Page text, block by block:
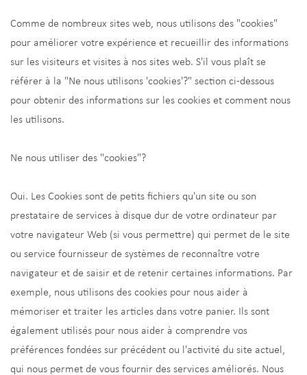
Comme de nombreux sites web, nous utilisons des "cookies"
pour améliorer votre expérience et recueillir des informations
sur les visiteurs et visites à nos sites web. S'il vous plaît se
référer à la "Ne nous utilisons 'cookies'?" section ci-dessous
pour obtenir des informations sur les cookies et comment nous
les utilisons.
Ne nous utiliser des "cookies"?
Oui. Les Cookies sont de petits fichiers qu'un site ou son
prestataire de services à disque dur de votre ordinateur par
votre navigateur Web (si vous permettre) qui permet de le site
ou service fournisseur de systèmes de reconnaître votre
navigateur et de saisir et de retenir certaines informations. Par
exemple, nous utilisons des cookies pour nous aider à
mémoriser et traiter les articles dans votre panier. Ils sont
également utilisés pour nous aider à comprendre vos
préférences fondées sur précédent ou l'activité du site actuel,
qui nous permet de vous fournir des services améliorés. Nous